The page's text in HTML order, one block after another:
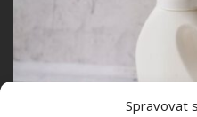
Spravovat